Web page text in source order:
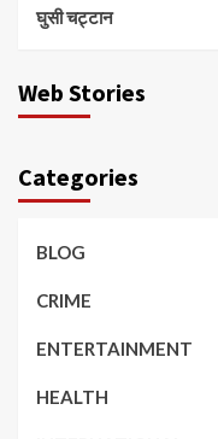
घुसी चट्टान
Web Stories
Categories
BLOG
CRIME
ENTERTAINMENT
HEALTH